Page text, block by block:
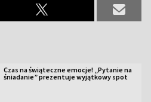
Czas na świąteczne emocje! „Pytanie na
śniadanie” prezentuje wyjątkowy spot